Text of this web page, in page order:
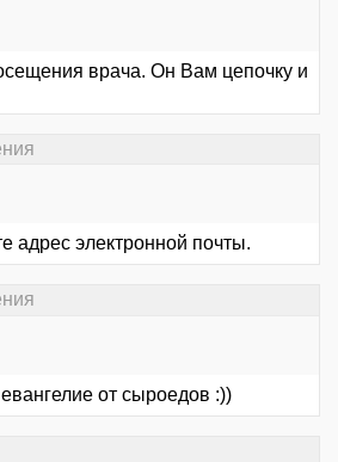
врача. Он Вам цепочку и
адрес электронной почты.
от сыроедов :))